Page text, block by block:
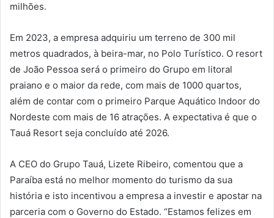
milhões.
Em 2023, a empresa adquiriu um terreno de 300 mil
metros quadrados, à beira-mar, no Polo Turístico. O resort
de João Pessoa será o primeiro do Grupo em litoral
praiano e o maior da rede, com mais de 1000 quartos,
além de contar com o primeiro Parque Aquático Indoor do
Nordeste com mais de 16 atrações. A expectativa é que o
Tauá Resort seja concluído até 2026.
A CEO do Grupo Tauá, Lizete Ribeiro, comentou que a
Paraíba está no melhor momento do turismo da sua
história e isto incentivou a empresa a investir e apostar na
parceria com o Governo do Estado. “Estamos felizes em